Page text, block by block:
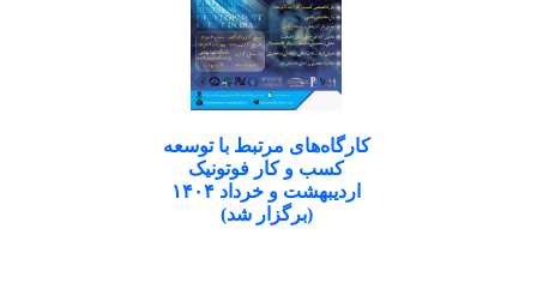
کارگاه‌های مرتبط با توسعه
کسب و کار فوتونیک
اردیبهشت و خرداد ۱۴۰۴
(برگزار شد)